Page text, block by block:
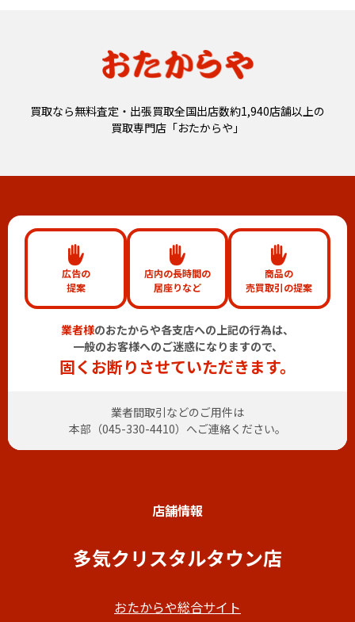
買取なら無料査定・出張買取全国出店数約1,940店舗以上の
買取専門店「おたからや」
広告の
提案
店内の長時間の
居座りなど
商品の
売買取引の提案
業者様のおたからや各支店への上記の行為は、
一般のお客様へのご迷惑になりますので、
固くお断りさせていただきます。
業者間取引などのご用件は
本部（045-330-4410）へご連絡ください。
店舗情報
多気クリスタルタウン店
おたからや総合サイト